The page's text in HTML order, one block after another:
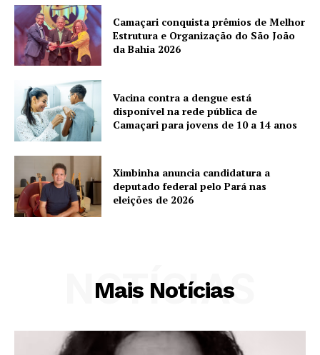
Camaçari conquista prêmios de Melhor
Estrutura e Organização do São João
da Bahia 2026
Vacina contra a dengue está
disponível na rede pública de
Camaçari para jovens de 10 a 14 anos
Ximbinha anuncia candidatura a
deputado federal pelo Pará nas
eleições de 2026
Mais Notícias
NOTÍCIAS